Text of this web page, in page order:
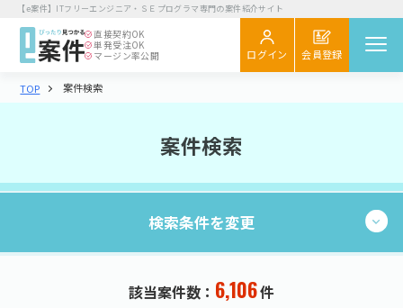
【e案件】ITフリーエンジニア・ＳＥプログラマ専門の案件紹介サイト
ログイン 会員登録
直接契約OK
単発受注OK
マージン率公開
案件を探す 閲覧履歴
エンジニア向け
TOP 案件検索
案件検索
検索条件を変更
6,106
検索する
該当案件数： 6,106件